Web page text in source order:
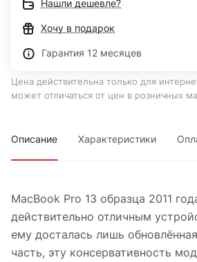
Нашли дешевле?
Хочу в подарок
Гарантия 12 месяцев
Цена действительна только для
может отличаться от цен в розничных
Описание Характеристики
MacBook Pro 13 образца 2011
действительно отличным
ему досталась лишь
часть, эту консервативность